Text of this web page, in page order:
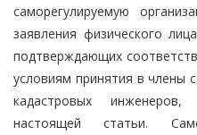
саморегулируемую
заявления физического
подтверждающих
условиям принятия в члены
кадастровых
настоящей статьи.